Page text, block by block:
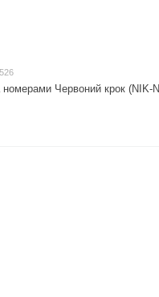
номерами Червоний крок (NIK-